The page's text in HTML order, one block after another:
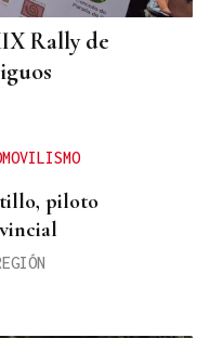
Rally de
piloto